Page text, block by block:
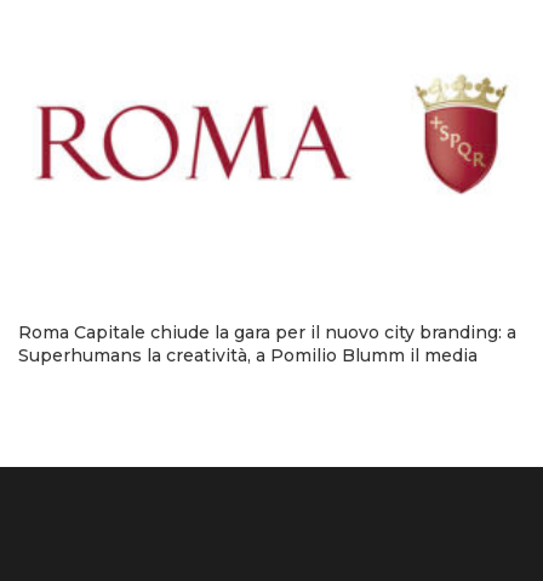
Roma Capitale chiude la gara per il nuovo city branding: a
Superhumans la creatività, a Pomilio Blumm il media